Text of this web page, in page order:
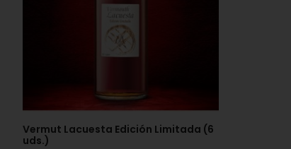
Vermut Lacuesta Edición Limitada (6
uds.)